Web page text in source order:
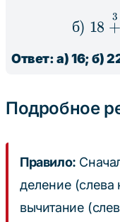
б) 18 +
3
Ответ: а) 16; б)
Подробное
Правило:
деление (слева
вычитание